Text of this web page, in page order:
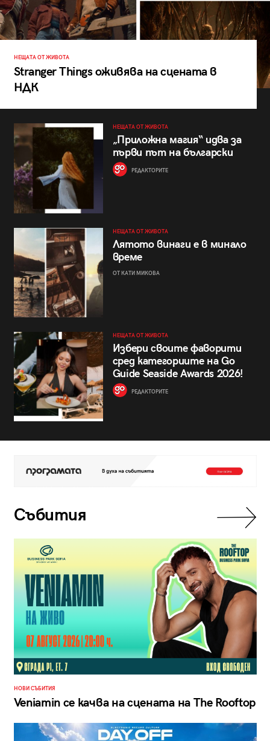
НЕЩАТА ОТ ЖИВОТА
Stranger Things оживява на сцената в
НДК
НЕЩАТА ОТ ЖИВОТА
„Приложна магия“ идва за
първи път на български
РЕДАКТОРИТЕ
НЕЩАТА ОТ ЖИВОТА
Лятото винаги е в минало
време
ОТ КАТИ МИКОВА
НЕЩАТА ОТ ЖИВОТА
Избери своите фаворити
сред категориите на Go
Guide Seaside Awards 2026!
РЕДАКТОРИТЕ
Събития
НОВИ СЪБИТИЯ
Veniamin се качва на сцената на The Rooftop